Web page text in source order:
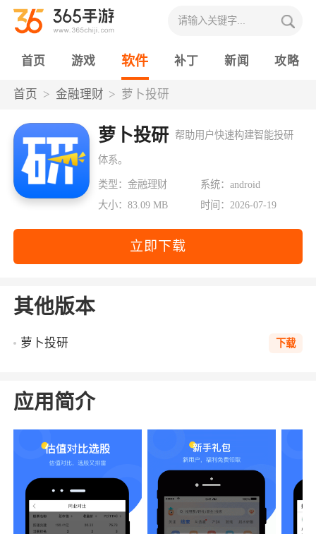
首页 游戏 软件 补丁 新闻 攻略
首页 金融理财 萝卜投研
萝卜投研 帮助用户快速构建智能投研
体系。
类型：金融理财
系统：android
大小：83.09 MB
时间：2026-07-19
立即下载
其他版本
萝卜投研 下载
应用简介